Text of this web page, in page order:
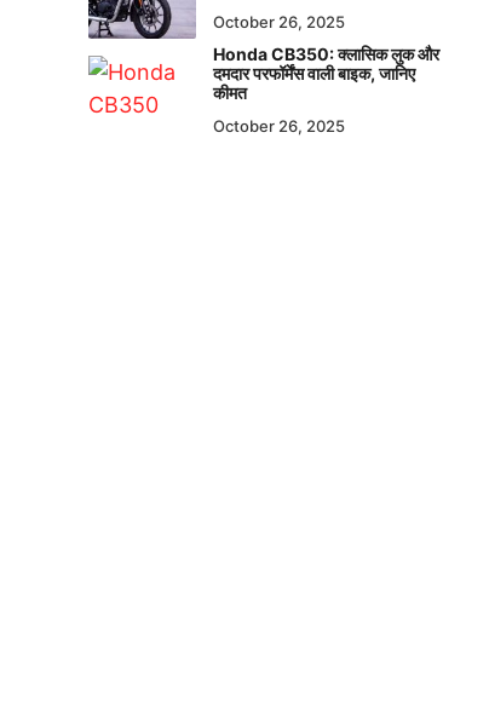
October 26, 2025
Honda CB350: क्लासिक लुक और
दमदार परफॉर्मेंस वाली बाइक, जानिए
कीमत
October 26, 2025